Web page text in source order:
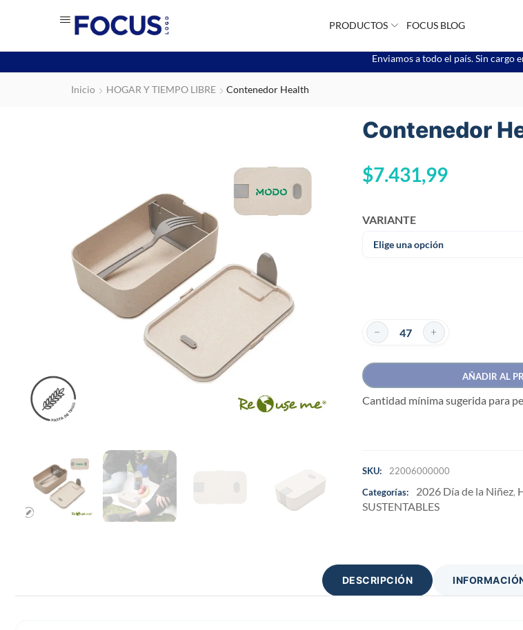
PRODUCTOS FOCUS BLOG
Enviamos a todo el país. Sin cargo
Inicio HOGAR Y TIEMPO LIBRE Contenedor Health
Contenedor
$7.431,99
VARIANTE
AÑADIR AL
Cantidad mínima sugerida para
SKU:
22006000000
Categorías:
2026 Día de la Niñez,
SUSTENTABLES
DESCRIPCIÓN